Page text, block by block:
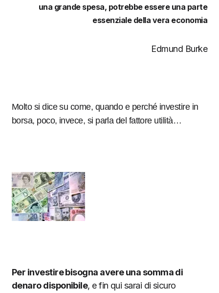
una grande spesa, potrebbe essere una parte
essenziale della vera economia
Edmund Burke
Molto si dice su come, quando e perché investire in
borsa, poco, invece, si parla del fattore utilità…
Per investire bisogna avere una somma di
denaro disponibile, e fin qui sarai di sicuro